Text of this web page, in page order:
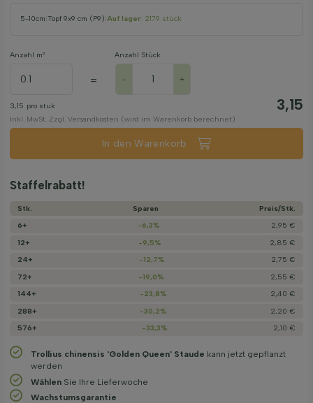
5-10cm Topf 9x9 cm (P9) Auf lager: 2179 stück
Anzahl m²
=
Anzahl Stück
- +
3,15 pro stuk 3,15
Inkl. MwSt. Zzgl. Versandkosten (wird im Warenkorb berechnet)
In den Warenkorb
Staffelrabatt!
Stk. Sparen
Preis/­Stk.
6+
-6,3%
2,95 €
12+
-9,5%
2,85 €
24+
-12,7%
2,75 €
72+
-19,0%
2,55 €
144+
-23,8%
2,40 €
288+
-30,2%
2,20 €
576+
-33,3% 2,10 €
Trollius chinensis 'Golden Queen' Staude kann jetzt gepflanzt
werden
Wählen Sie Ihre Lieferwoche
Wachstums­garantie